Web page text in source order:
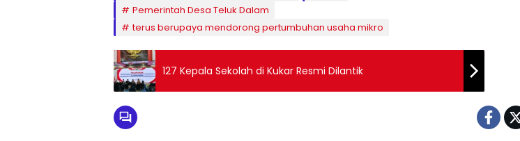
Pemerintah Desa Teluk Dalam
terus berupaya mendorong pertumbuhan usaha mikro
127 Kepala Sekolah di Kukar Resmi Dilantik